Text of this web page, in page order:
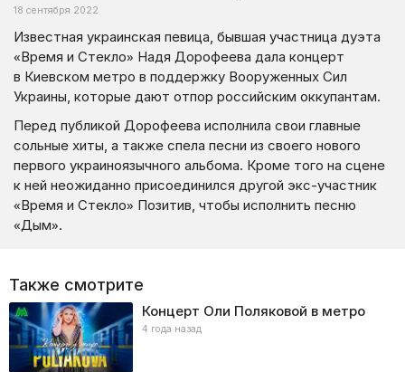
18 сентября 2022
Известная украинская певица, бывшая участница дуэта
«Время и Стекло» Надя Дорофеева дала концерт
в Киевском метро в поддержку Вооруженных Сил
Украины, которые дают отпор российским оккупантам.
Перед публикой Дорофеева исполнила свои главные
сольные хиты, а также спела песни из своего нового
первого украиноязычного альбома. Кроме того на сцене
к ней неожиданно присоединился другой экс-участник
«Время и Стекло» Позитив, чтобы исполнить песню
«Дым».
Также смотрите
Концерт Оли Поляковой в метро
4 года назад